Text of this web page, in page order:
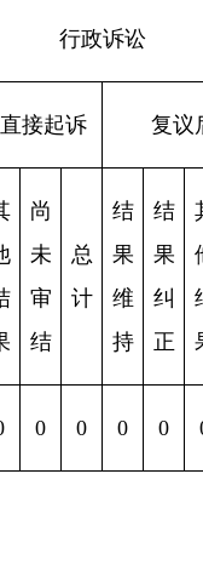
行政诉讼
接起诉 复议
尚
未
审
结
总
计
结
果
维
持
结
果
纠
正
0 0 0 0